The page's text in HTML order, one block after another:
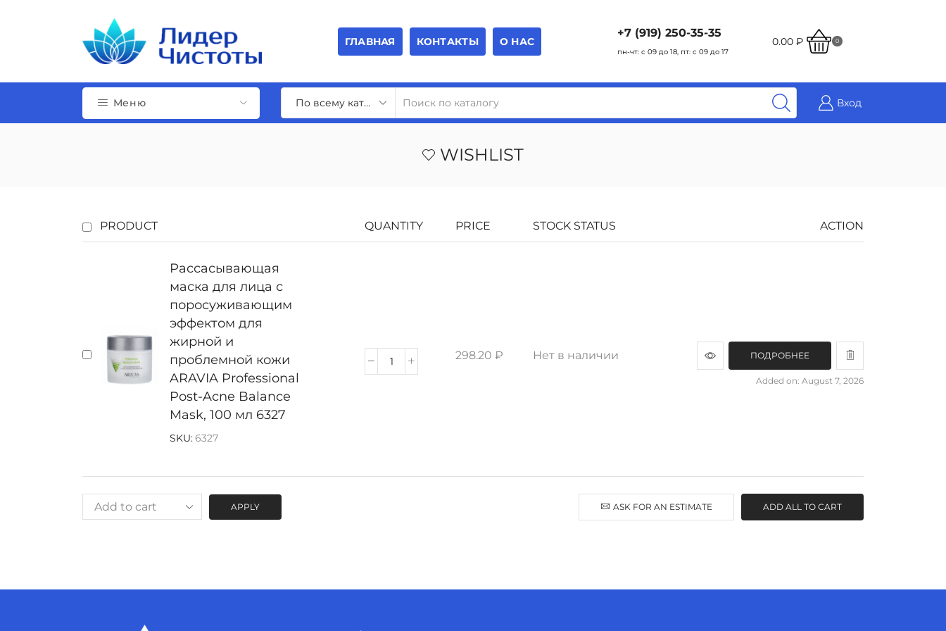
ГЛАВНАЯ КОНТАКТЫ О НАС
+7 (919) 250-35-35
пн-чт: с 09 до 18, пт: с 09 до 17
0.00 ₽ 0
Меню Вход
WISHLIST
PRODUCT QUANTITY PRICE STOCK STATUS ACTION
Рассасывающая
маска для лица с
поросуживающим
эффектом для
жирной и
проблемной кожи
ARAVIA Professional
Post-Acne Balance
Mask, 100 мл 6327
SKU:6327
298.20₽ Нет в наличии ПОДРОБНЕЕ
Added on: August 7, 2026
APPLY ASK FOR AN ESTIMATE ADD ALL TO CART